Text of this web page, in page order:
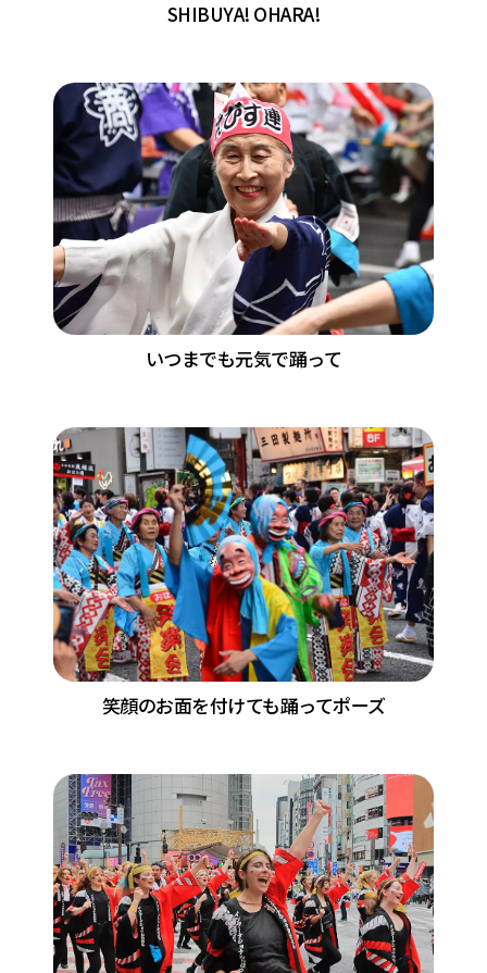
SHIBUYA! OHARA!
いつまでも元気で踊って
笑顔のお面を付けても踊ってポーズ